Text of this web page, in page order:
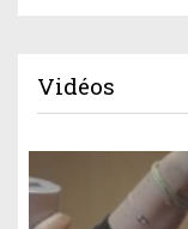
Vidéos